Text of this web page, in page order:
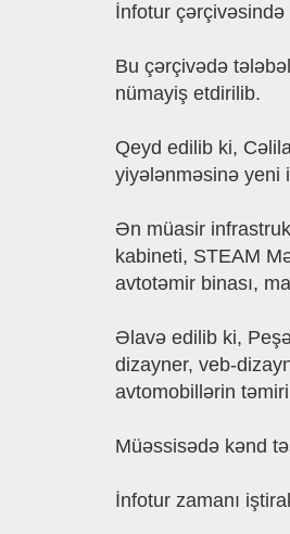
İnfotur çərçivəsində
Bu çərçivədə
nümayiş etdirilib.
Qeyd edilib ki,
yiyələnməsinə yeni
Ən müasir
kabineti, STEAM
avtotəmir binası,
Əlavə edilib ki,
dizayner, veb-
avtomobillərin
Müəssisədə kənd
İnfotur zamanı